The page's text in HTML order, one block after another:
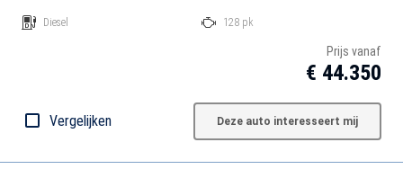
Diesel 128 pk
Prijs vanaf
€ 44.350
Vergelijken Deze auto interesseert mij